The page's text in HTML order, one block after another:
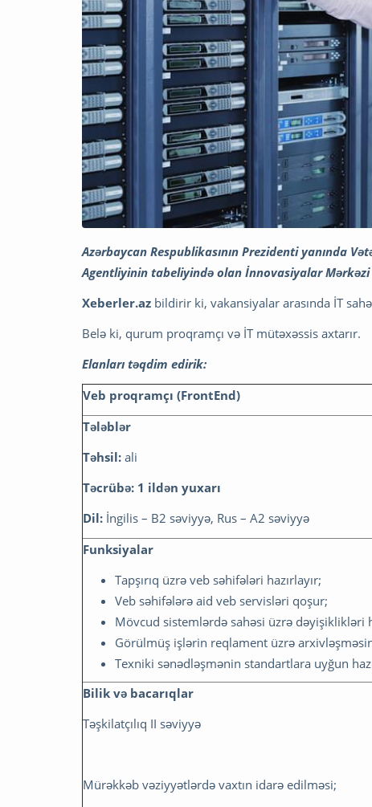
Azərbaycan Respublikasının Prezidenti yanında
Agentliyinin tabeliyində olan İnnovasiyalar
Xeberler.az bildirir ki, vakansiyalar arasında İT
Belə ki, qurum proqramçı və İT mütəxəssis axtarır.
Elanları təqdim edirik:
Veb proqramçı (FrontEnd)
Tələblər
Təhsil: ali
Təcrübə: 1 ildən yuxarı
Dil: İngilis – B2 səviyyə, Rus – A2 səviyyə
Funksiyalar
Tapşırıq üzrə veb səhifələri hazırlayır;
Veb səhifələrə aid veb servisləri qoşur;
Mövcud sistemlərdə sahəsi üzrə dəyişiklikləri
Görülmüş işlərin reqlament üzrə
Texniki sənədləşmənin standartlara uyğun
Bilik və bacarıqlar
Təşkilatçılıq II səviyyə
Mürəkkəb vəziyyətlərdə vaxtın idarə edilməsi;